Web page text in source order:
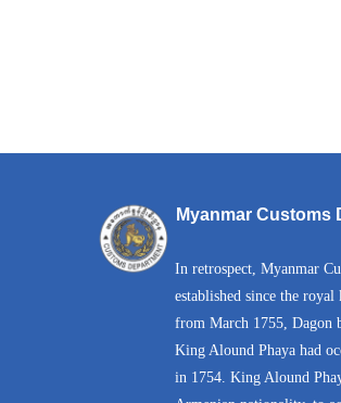
Myanmar Customs
In retrospect, Myanmar
established since the
from March 1755, Dagon
King Alound Phaya had
in 1754. King Alound